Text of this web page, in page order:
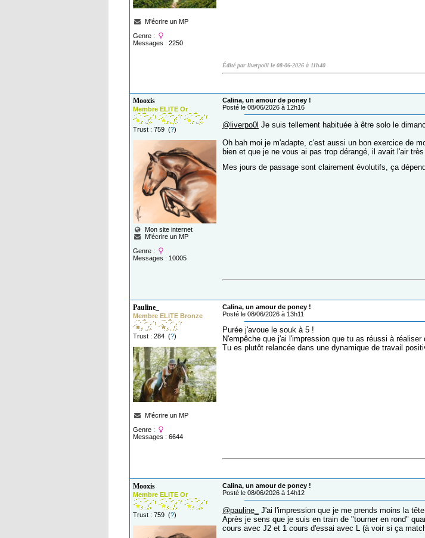
M'écrire un MP
Genre :
Messages : 2250
Édité par liverpo0l le 08-06-2026 à 11h40
Mooxis
Membre ELITE Or
Trust : 759 (?)
Mon site internet
M'écrire un MP
Genre :
Messages : 10005
Calina, un amour de poney !
Posté le 08/06/2026 à 12h16
@liverpo0l Je suis tellement habituée à être solo le
Oh bah moi je m'adapte, c'est aussi un bon exercice de
bien et que je ne vous ai pas trop dérangé, il avait l'air
Mes jours de passage sont clairement évolutifs, ça
Pauline_
Membre ELITE Bronze
Trust : 284 (?)
M'écrire un MP
Genre :
Messages : 6644
Calina, un amour de poney !
Posté le 08/06/2026 à 13h11
Purée j'avoue le souk à 5 !
N'empêche que j'ai l'impression que tu as réussi à
Tu es plutôt relancée dans une dynamique de travail
Mooxis
Membre ELITE Or
Trust : 759 (?)
Calina, un amour de poney !
Posté le 08/06/2026 à 14h12
@pauline_
J'ai l'impression que je me prends moins la
Après je sens que je suis en train de "tourner en rond"
cours avec J2 et 1 cours d'essai avec L (à voir si ça